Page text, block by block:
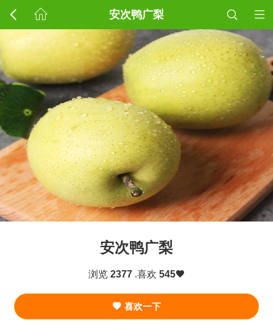
安次鸭广梨
安次鸭广梨
浏览 2377.喜欢 545
喜欢一下